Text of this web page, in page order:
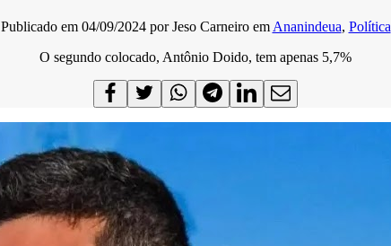
Publicado em 04/09/2024 porJeso Carneiro em Ananindeua, Política
O segundo colocado, Antônio Doido, tem apenas 5,7%